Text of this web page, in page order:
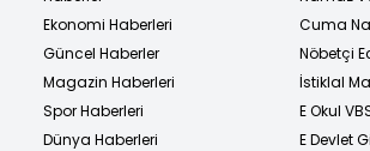
Ekonomi Haberleri
Güncel Haberler
Magazin Haberleri
Spor Haberleri
Dünya Haberleri
Cuma
Nöbetçi
İstiklal
E Okul
E Devlet